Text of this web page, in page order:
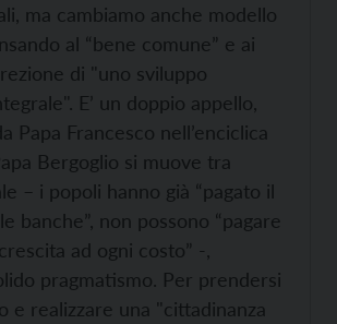
ma cambiamo anche modello
al “bene comune” e ai
di "uno sviluppo
E’ un doppio appello,
Papa Francesco nell’enciclica
Bergoglio si muove tra
– i popoli hanno già “pagato il
banche”, non possono “pagare
ad ogni costo” -,
pragmatismo. Per prendersi
e realizzare una "cittadinanza